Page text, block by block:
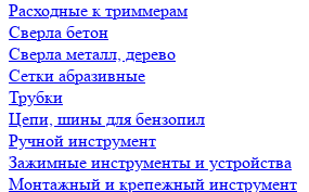
Расходные к триммерам
Сверла бетон
Сверла металл, дерево
Сетки абразивные
Трубки
Цепи, шины для бензопил
Ручной инструмент
Зажимные инструменты и устройства
Монтажный и крепежный инструмент